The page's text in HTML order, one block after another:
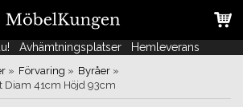
Avhämtningsplatser Hemleverans
Avhämtningsplatser Hemleverans
» Förvaring » Byråer »
Diam 41cm Höjd 93cm